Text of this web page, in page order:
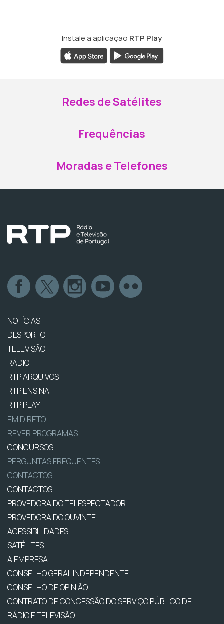
Instale a aplicação RTP Play
Redes de Satélites
Frequências
Moradas e Telefones
NOTÍCIAS
DESPORTO
TELEVISÃO
RÁDIO
RTP ARQUIVOS
RTP ENSINA
RTP PLAY
EM DIRETO
REVER PROGRAMAS
CONCURSOS
PERGUNTAS FREQUENTES
CONTACTOS
CONTACTOS
PROVEDORA DO TELESPECTADOR
PROVEDORA DO OUVINTE
ACESSIBILIDADES
SATÉLITES
A EMPRESA
CONSELHO GERAL INDEPENDENTE
CONSELHO DE OPINIÃO
CONTRATO DE CONCESSÃO DO SERVIÇO PÚBLICO DE
RÁDIO E TELEVISÃO